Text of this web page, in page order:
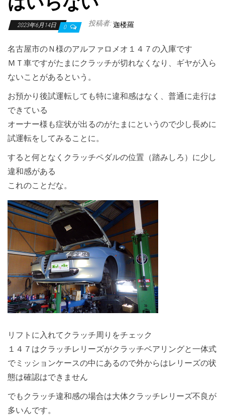
2023年6月14日 0 投稿者: 迦楼羅
名古屋市のＮ様のアルファロメオ１４７の入庫です
ＭＴ車ですがたまにクラッチが切れなくなり、ギヤが入ら
ないことがあるという。
お預かり後試運転しても特に違和感はなく、普通に走行は
できている
オーナー様も症状が出るのがたまにというので少し長めに
試運転をしてみることに。
すると何となくクラッチペダルの位置（踏みしろ）に少し
違和感がある
これのことだな。
リフトに入れてクラッチ周りをチェック
１４７はクラッチレリーズがクラッチベアリングと一体式
でミッションケースの中にあるので外からはレリーズの状
態は確認はできません
でもクラッチ違和感の場合は大体クラッチレリーズ不良が
多いんです。